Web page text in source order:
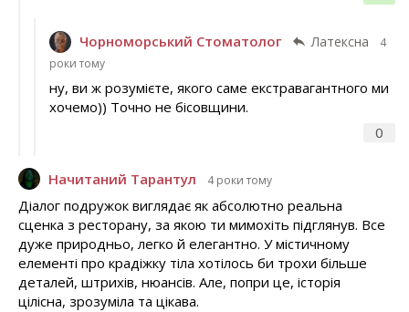
Чорноморський Стоматолог Латексна
4
роки тому
0
ну, ви ж розумієте, якого саме екстравагантного ми
хочемо)) Точно не бісовщини.
Начитаний Тарантул 4 роки тому
Діалог подружок виглядає як абсолютно реальна
сценка з ресторану, за якою ти мимохіть підглянув. Все
дуже природньо, легко й елегантно. У містичному
елементі про крадіжку тіла хотілось би трохи більше
деталей, штрихів, нюансів. Але, попри це, історія
цілісна, зрозуміла та цікава.